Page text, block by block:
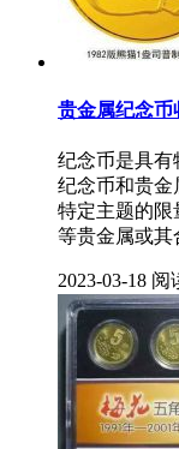
贵金属纪念币
纪念币是具有
纪念币和贵金
特定主题的限
等贵金属或其
2023-03-18 阅